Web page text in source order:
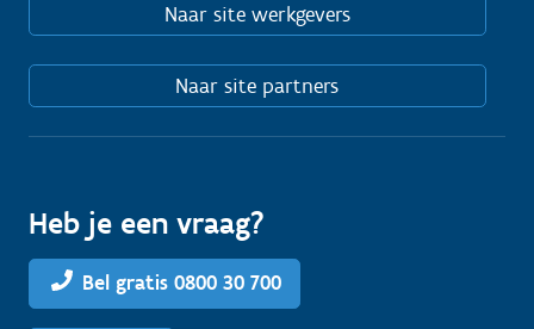
Naar site werkgevers
Naar site partners
Heb je een vraag?
Bel gratis 0800 30 700